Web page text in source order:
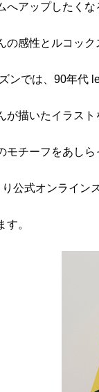
へアップしたく
の感性とルコッ
ンでは、90年代
が描いたイラス
モチーフをあし
公式オンライン
す。